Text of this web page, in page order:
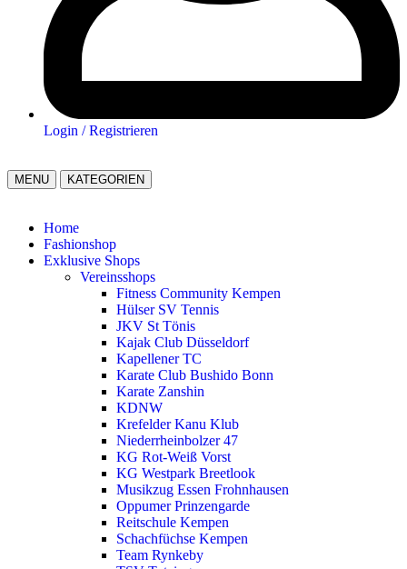
Login / Registrieren
MENU KATEGORIEN
Home
Fashionshop
Exklusive Shops
Vereinsshops
Fitness Community Kempen
Hülser SV Tennis
JKV St Tönis
Kajak Club Düsseldorf
Kapellener TC
Karate Club Bushido Bonn
Karate Zanshin
KDNW
Krefelder Kanu Klub
Niederrheinbolzer 47
KG Rot-Weiß Vorst
KG Westpark Breetlook
Musikzug Essen Frohnhausen
Oppumer Prinzengarde
Reitschule Kempen
Schachfüchse Kempen
Team Rynkeby